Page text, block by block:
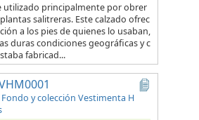
utilizado principalmente por obrer
salitreras. Este calzado ofrec
a los pies de quienes lo usaban,
duras condiciones geográficas y c
fabricad...
Fondo y colección Vestimenta H